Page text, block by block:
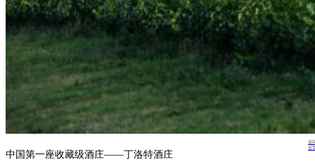
中国第一座收藏级酒庄——丁洛特酒庄
返
首